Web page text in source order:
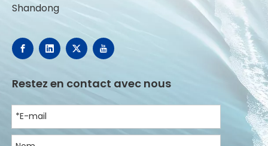
Shandong
Restez en contact avec nous